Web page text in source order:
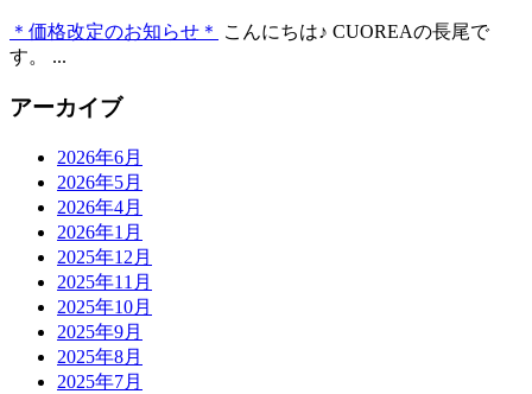
＊価格改定のお知らせ＊
こんにちは♪ CUOREAの長尾で
す。 ...
アーカイブ
2026年6月
2026年5月
2026年4月
2026年1月
2025年12月
2025年11月
2025年10月
2025年9月
2025年8月
2025年7月